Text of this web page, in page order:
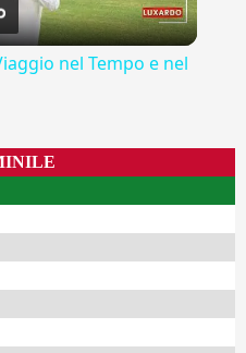
Video
nel Tempo e nel